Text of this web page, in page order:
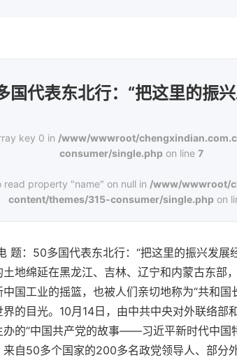
国代表东北行：“把这里的振
key 0 in /www/wwwroot/
consumer/single.php on line7
read property "name" on null in /www/wwwroot/
content/themes/315-consumer/single.php on
题：50多国代表东北行：“把这里的振兴发展
地绵延在黑龙江、吉林、辽宁和内蒙古东部
国工业的摇篮，也被人们亲切地称为“共和
的目光。10月14日，由中共中央对外联络部
的“中国共产党的故事——习近平新时代中国
自50多个国家的200多名政党领导人、部分